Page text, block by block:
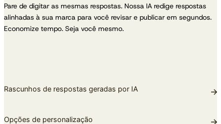
Pare de digitar as mesmas respostas. Nossa IA redige respostas
alinhadas à sua marca para você revisar e publicar em segundos.
Economize tempo. Seja você mesmo.
Rascunhos de respostas geradas por IA
Opções de personalização